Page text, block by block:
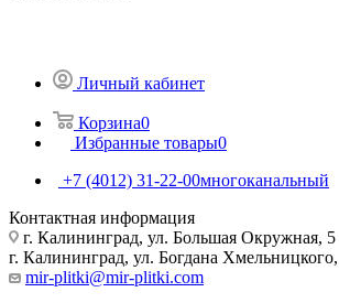
Личный кабинет
Корзина0
Избранные товары0
+7 (4012) 31-22-00многоканальный
Контактная информация
г. Калининград, ул. Большая Окружная, 5
г. Калининград, ул. Богдана Хмельницкого,
mir-plitki@mir-plitki.com